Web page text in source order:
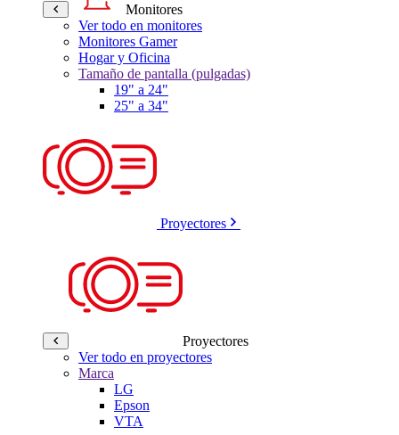
Monitores
Ver todo en monitores
Monitores Gamer
Hogar y Oficina
Tamaño de pantalla (pulgadas)
19" a 24"
25" a 34"
Proyectores
Proyectores
Ver todo en proyectores
Marca
LG
Epson
VTA